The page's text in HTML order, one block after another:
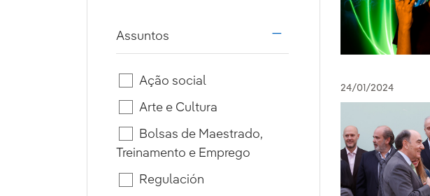
Assuntos
Ação social
Arte e Cultura
Bolsas de Maestrado,
Treinamento e Emprego
Regulación
24/01/2024